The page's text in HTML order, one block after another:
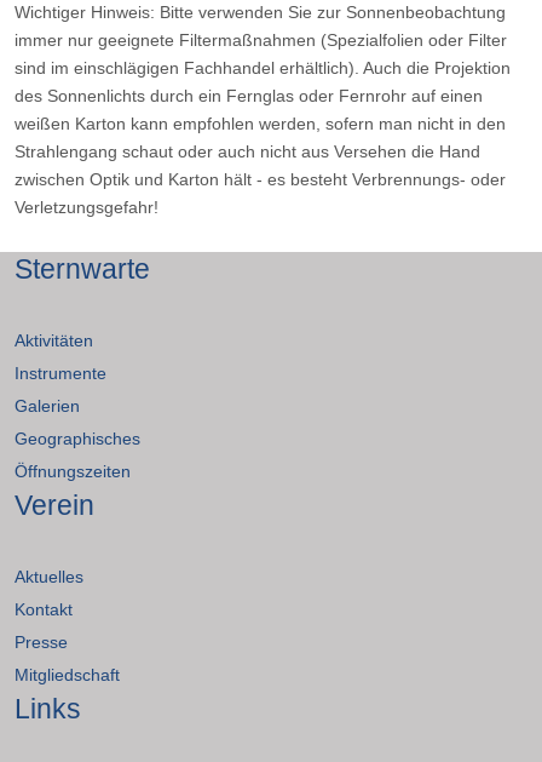
Wichtiger Hinweis: Bitte verwenden Sie zur Sonnenbeobachtung
immer nur geeignete Filtermaßnahmen (Spezialfolien oder Filter
sind im einschlägigen Fachhandel erhältlich). Auch die Projektion
des Sonnenlichts durch ein Fernglas oder Fernrohr auf einen
weißen Karton kann empfohlen werden, sofern man nicht in den
Strahlengang schaut oder auch nicht aus Versehen die Hand
zwischen Optik und Karton hält - es besteht Verbrennungs- oder
Verletzungsgefahr!
Sternwarte
Aktivitäten
Instrumente
Galerien
Geographisches
Öffnungszeiten
Verein
Aktuelles
Kontakt
Presse
Mitgliedschaft
Links